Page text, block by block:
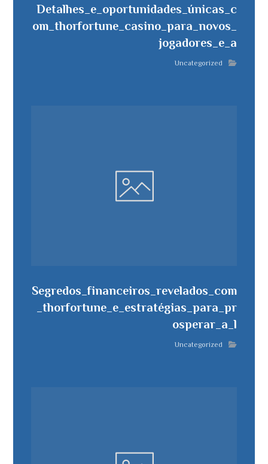
Detalhes_e_oportunidades_únicas_c
om_thorfortune_casino_para_novos_
jogadores_e_a
Uncategorized
Segredos_financeiros_revelados_com
_thorfortune_e_estratégias_para_pr
osperar_a_l
Uncategorized